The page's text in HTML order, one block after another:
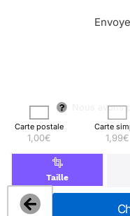
Carte postale
1,00€
Carte
1,99€
Taille
🌳 Nous avons